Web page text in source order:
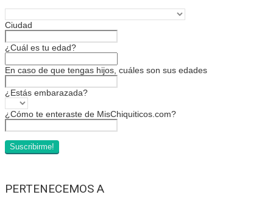
Ciudad
¿Cuál es tu edad?
En caso de que tengas hijos, cuáles son sus edades
¿Estás embarazada?
¿Cómo te enteraste de MisChiquiticos.com?
PERTENECEMOS A